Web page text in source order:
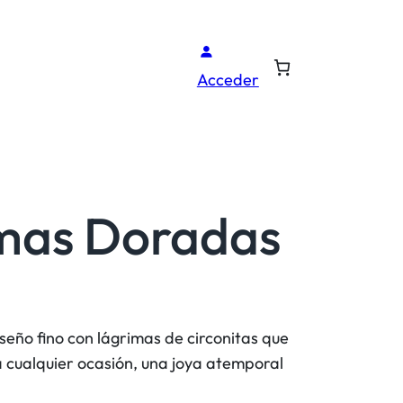
Acceder
Doradas
fino con lágrimas de circonitas que
ocasión, una joya atemporal